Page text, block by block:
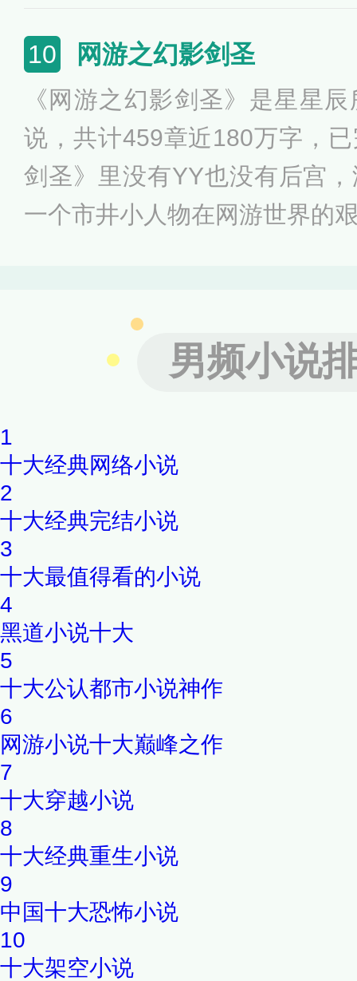
钱，有了，花了还是砸了。而
角色，在现实中他是那样的平
也是那样的平凡，但是幸运的
平凡的人生中有着不平凡的经
人生是否真的平凡。
10 网游之幻影剑圣
《网游之幻影剑圣》是星星
说，共计459章近180万字，
剑圣》里没有YY也没有后宫
一个市井小人物在网游世界的
干大事。看腻了后宫后宅勾心
胃口，品尝一下《网游之幻影
男频小说
1
十大经典网络小说
2
十大经典完结小说
3
十大最值得看的小说
4
黑道小说十大
5
十大公认都市小说神作
6
网游小说十大巅峰之作
7
十大穿越小说
8
十大经典重生小说
9
中国十大恐怖小说
10
十大架空小说